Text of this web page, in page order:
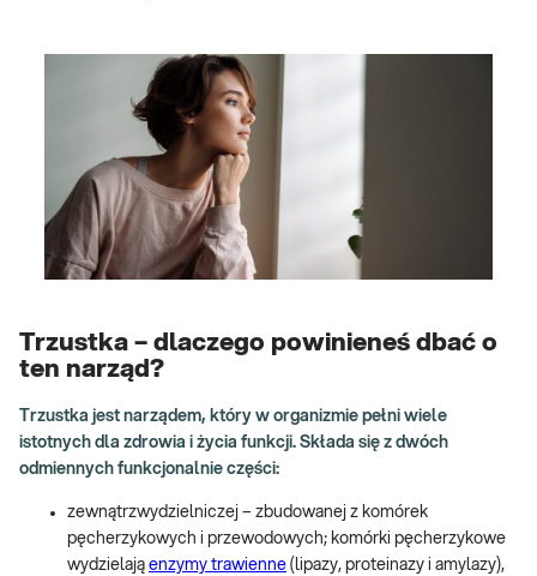
Trzustka – dlaczego powinieneś dbać o
ten narząd?
Trzustka jest narządem, który w organizmie pełni wiele
istotnych dla zdrowia i życia funkcji. Składa się z dwóch
odmiennych funkcjonalnie części:
zewnątrzwydzielniczej – zbudowanej z komórek
pęcherzykowych i przewodowych; komórki pęcherzykowe
wydzielają enzymy trawienne (lipazy, proteinazy i amylazy),